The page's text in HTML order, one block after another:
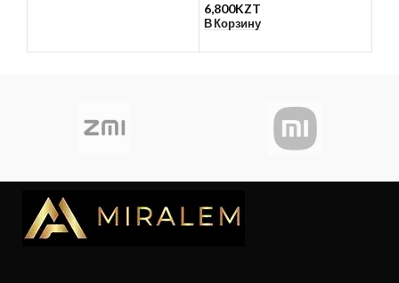
6,800KZT
В Корзину